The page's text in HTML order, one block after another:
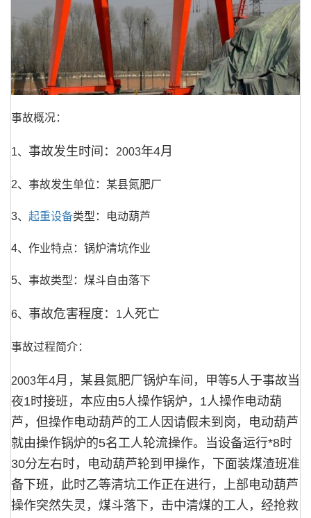
事故概况：
1、 事故发生时间： 2003年4月
2、事故发生单位：某县氮肥厂
3、 起重设备类型：电动葫芦
4、作业特点：锅炉清坑作业
5、事故类型：煤斗自由落下
6、 事故危害程度： 1人死亡
事故过程简介：
2003年4月，某县氮肥厂锅炉车间，甲等5人于事故当
夜1时接班，本应由5人操作锅炉， 1人操作电动葫
芦，但操作电动葫芦的工人因请假未到岗，电动葫芦
就由操作锅炉的5名工人轮流操作。当设备运行*8时
30分左右时，电动葫芦轮到甲操作，下面装煤渣班准
备下班，此时乙等清坑工作正在进行，上部电动葫芦
操作突然失灵，煤斗落下，击中清煤的工人，经抢救